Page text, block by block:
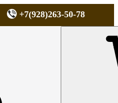
+7(928)263-50-78